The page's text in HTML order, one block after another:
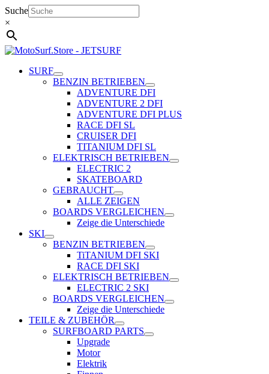
Zum
Inhalt
springen
Suche
×
SURF
BENZIN BETRIEBEN
ADVENTURE DFI
ADVENTURE 2 DFI
ADVENTURE DFI PLUS
RACE DFI SL
CRUISER DFI
TITANIUM DFI SL
ELEKTRISCH BETRIEBEN
ELECTRIC 2
SKATEBOARD
GEBRAUCHT
ALLE ZEIGEN
BOARDS VERGLEICHEN
Zeige die Unterschiede
SKI
BENZIN BETRIEBEN
TiTANIUM DFI SKI
RACE DFI SKI
ELEKTRISCH BETRIEBEN
ELECTRIC 2 SKI
BOARDS VERGLEICHEN
Zeige die Unterschiede
TEILE & ZUBEHÖR
SURFBOARD PARTS
Upgrade
Motor
Elektrik